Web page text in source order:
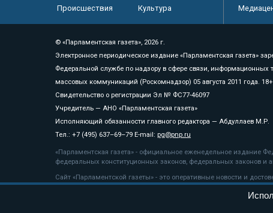
Происшествия
Культура
© «Парламентская газета», 2026 г.
Электронное периодическое издание «Парламентская газета»
Федеральной службе по надзору в сфере связи, информационных
массовых коммуникаций (Роскомнадзор) 05 августа 2011 года. 18+
Свидетельство о регистрации Эл № ФС77-46097
Учредитель — АНО «Парламентская газета»
Исполняющий обязанности главного редактора — Абдуллаев М.Р.
Тел.: +7 (495) 637–69–79 E-mail: pg@pnp.ru
«Парламентская газета» - официальное еженедельное издание
федеральных конституционных законов, федеральных законов и
Сайт «Парламентской газеты» - это оперативные новости и
«Парламентской газеты» активная ссылка на pnp.ru обязательна.
рекомендательные